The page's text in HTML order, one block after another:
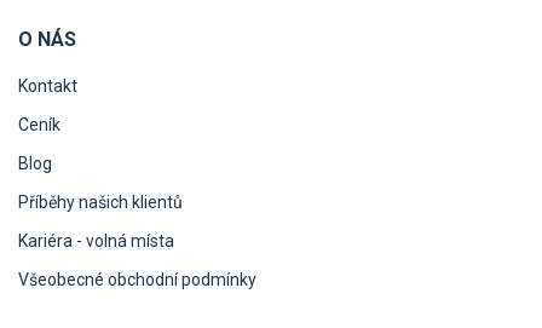
O NÁS
Kontakt
Ceník
Blog
Příběhy našich klientů
Kariéra - volná místa
Všeobecné obchodní podmínky